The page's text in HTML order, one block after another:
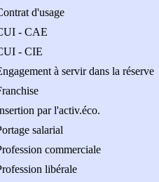
d'usage
- CAE
- CIE
à servir dans la réserve
par l'activ.éco.
salarial
commerciale
libérale